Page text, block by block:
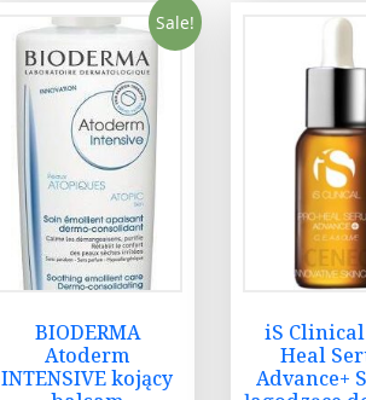
Sale!
BIODERMA
Atoderm
INTENSIVE kojący
iS
Heal
Advance+